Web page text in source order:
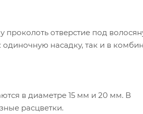
проколоть отверстие под
одиночную насадку, так и в
в диаметре 15 мм и 20 мм. В
расцветки.